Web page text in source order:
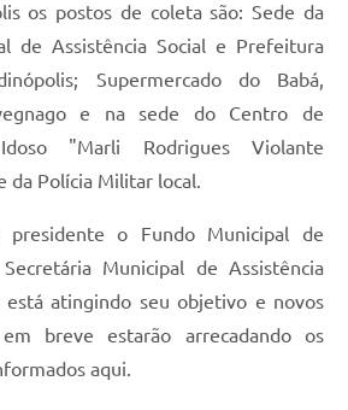
os postos de coleta são: Sede da
de Assistência Social e Prefeitura
Supermercado do Babá,
e na sede do Centro de
"Marli Rodrigues Violante
da Polícia Militar local.
o Fundo Municipal de
Municipal de Assistência
está atingindo seu objetivo e novos
breve estarão arrecadando os
aqui.